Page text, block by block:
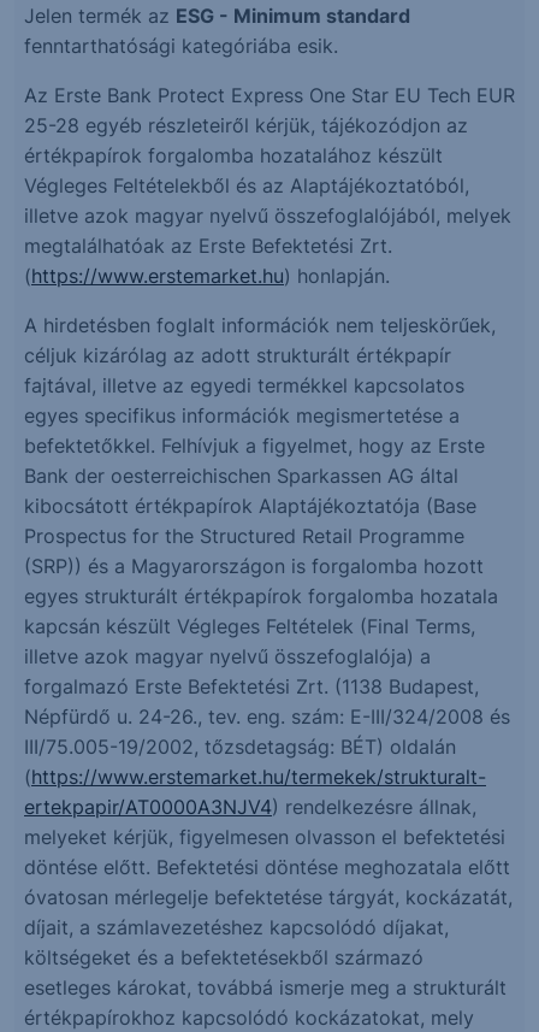
Jelen termék az ESG - Minimum standard
fenntarthatósági kategóriába esik.
Az Erste Bank Protect Express One Star EU Tech EUR
25-28 egyéb részleteiről kérjük, tájékozódjon az
értékpapírok forgalomba hozatalához készült
Végleges Feltételekből és az Alaptájékoztatóból,
illetve azok magyar nyelvű összefoglalójából, melyek
megtalálhatóak az Erste Befektetési Zrt.
(https://www.erstemarket.hu) honlapján.
A hirdetésben foglalt információk nem teljeskörűek,
céljuk kizárólag az adott strukturált értékpapír
fajtával, illetve az egyedi termékkel kapcsolatos
egyes specifikus információk megismertetése a
befektetőkkel. Felhívjuk a figyelmet, hogy az Erste
Bank der oesterreichischen Sparkassen AG által
kibocsátott értékpapírok Alaptájékoztatója (Base
Prospectus for the Structured Retail Programme
(SRP)) és a Magyarországon is forgalomba hozott
egyes strukturált értékpapírok forgalomba hozatala
kapcsán készült Végleges Feltételek (Final Terms,
illetve azok magyar nyelvű összefoglalója) a
forgalmazó Erste Befektetési Zrt. (1138 Budapest,
Népfürdő u. 24-26., tev. eng. szám: E-III/324/2008 és
III/75.005-19/2002, tőzsdetagság: BÉT) oldalán
(https://www.erstemarket.hu/termekek/strukturalt-
ertekpapir/AT0000A3NJV4) rendelkezésre állnak,
melyeket kérjük, figyelmesen olvasson el befektetési
döntése előtt. Befektetési döntése meghozatala előtt
óvatosan mérlegelje befektetése tárgyát, kockázatát,
díjait, a számlavezetéshez kapcsolódó díjakat,
költségeket és a befektetésekből származó
esetleges károkat, továbbá ismerje meg a strukturált
értékpapírokhoz kapcsolódó kockázatokat, mely